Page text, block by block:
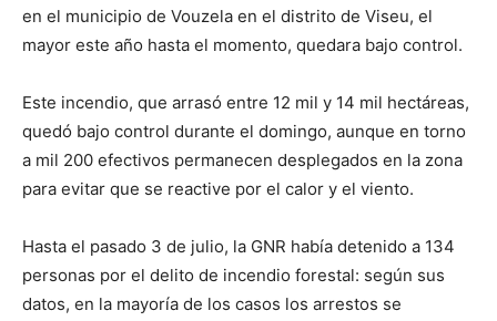
en el municipio de Vouzela en el distrito de Viseu, el
mayor este año hasta el momento, quedara bajo control.
Este incendio, que arrasó entre 12 mil y 14 mil hectáreas,
quedó bajo control durante el domingo, aunque en torno
a mil 200 efectivos permanecen desplegados en la zona
para evitar que se reactive por el calor y el viento.
Hasta el pasado 3 de julio, la GNR había detenido a 134
personas por el delito de incendio forestal: según sus
datos, en la mayoría de los casos los arrestos se